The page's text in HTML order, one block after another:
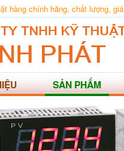
hàng chính hãng, chất lượng,
SẢN PHẨM